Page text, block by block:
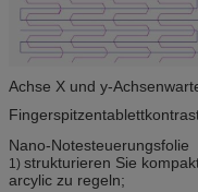
Achse X und y-
Nano-Notesteuerungsfolie
1) strukturieren Sie
arcylic zu regeln;